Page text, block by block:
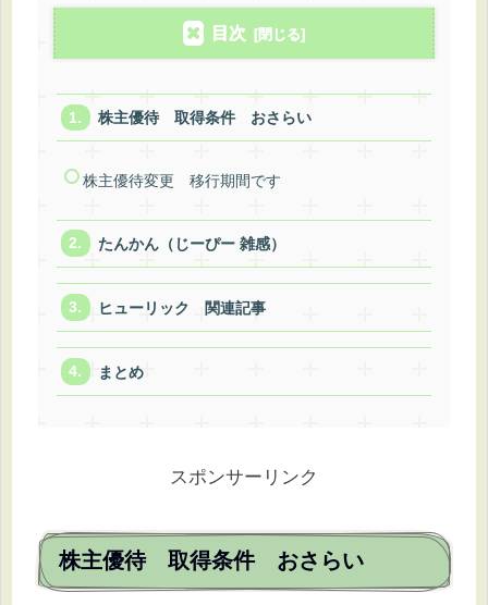
目次
株主優待 取得条件 おさらい
株主優待変更 移行期間です
たんかん（じーぴー 雑感）
ヒューリック 関連記事
まとめ
スポンサーリンク
株主優待 取得条件 おさらい